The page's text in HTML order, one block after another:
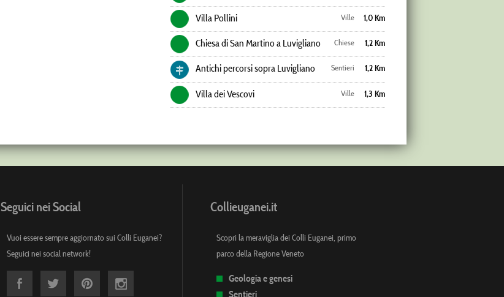
Villa Pollini 1,0 Km
Ville
Chiesa di San Martino a Luvigliano 1,2 Km
Chiese
Antichi percorsi sopra Luvigliano 1,2 Km
Sentieri
Villa dei Vescovi 1,3 Km
Ville
Seguici nei Social
Vuoi essere sempre aggiornato sui Colli Euganei?
Seguici nei social network!
Collieuganei.it
Scopri la meraviglia dei Colli Euganei, primo
parco della Regione Veneto
Geologia e genesi
Sentieri